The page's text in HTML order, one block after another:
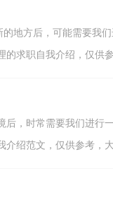
地方后，可能需要我
的求职自我介绍，仅供
后，时常需要我们进行
介绍范文，仅供参考，